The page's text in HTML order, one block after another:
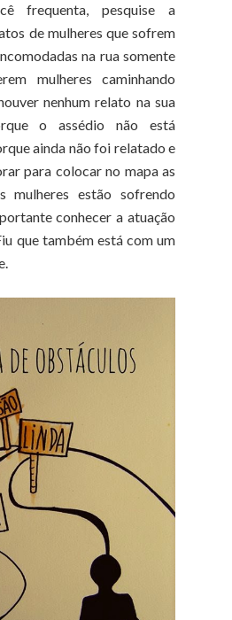
frequenta, pesquise a
de mulheres que sofrem
na rua somente
mulheres caminhando
nenhum relato na sua
o assédio não está
ainda não foi relatado e
para colocar no mapa as
mulheres estão sofrendo
conhecer a atuação
que também está com um